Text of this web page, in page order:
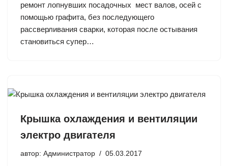
ремонт лопнувших посадочных мест валов, осей с
помощью графита, без последующего
рассверливания сварки, которая после остывания
становиться супер…
Крышка охлаждения и вентиляции
электро двигателя
автор: Администратор 05.03.2017